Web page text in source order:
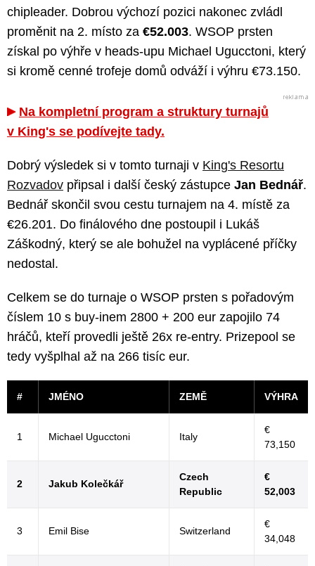
chipleader. Dobrou výchozí pozici nakonec zvládl
proměnit na 2. místo za €52.003. WSOP prsten
získal po výhře v heads-upu Michael Ugucctoni, který
si kromě cenné trofeje domů odváží i výhru €73.150.
Na kompletní program a struktury turnajů
v King's se podívejte tady.
Dobrý výsledek si v tomto turnaji v King's Resortu
Rozvadov připsal i další český zástupce Jan Bednář.
Bednář skončil svou cestu turnajem na 4. místě za
€26.201. Do finálového dne postoupil i Lukáš
Záškodný, který se ale bohužel na vyplácené příčky
nedostal.
Celkem se do turnaje o WSOP prsten s pořadovým
číslem 10 s buy-inem 2800 + 200 eur zapojilo 74
hráčů, kteří provedli ještě 26x re-entry. Prizepool se
tedy vyšplhal až na 266 tisíc eur.
# JMÉNO ZEMĚ VÝHRA
1 Michael Ugucctoni Italy
€
73,150
2 Jakub Kolečkář
Czech
Republic
€
52,003
3 Emil Bise Switzerland
€
34,048